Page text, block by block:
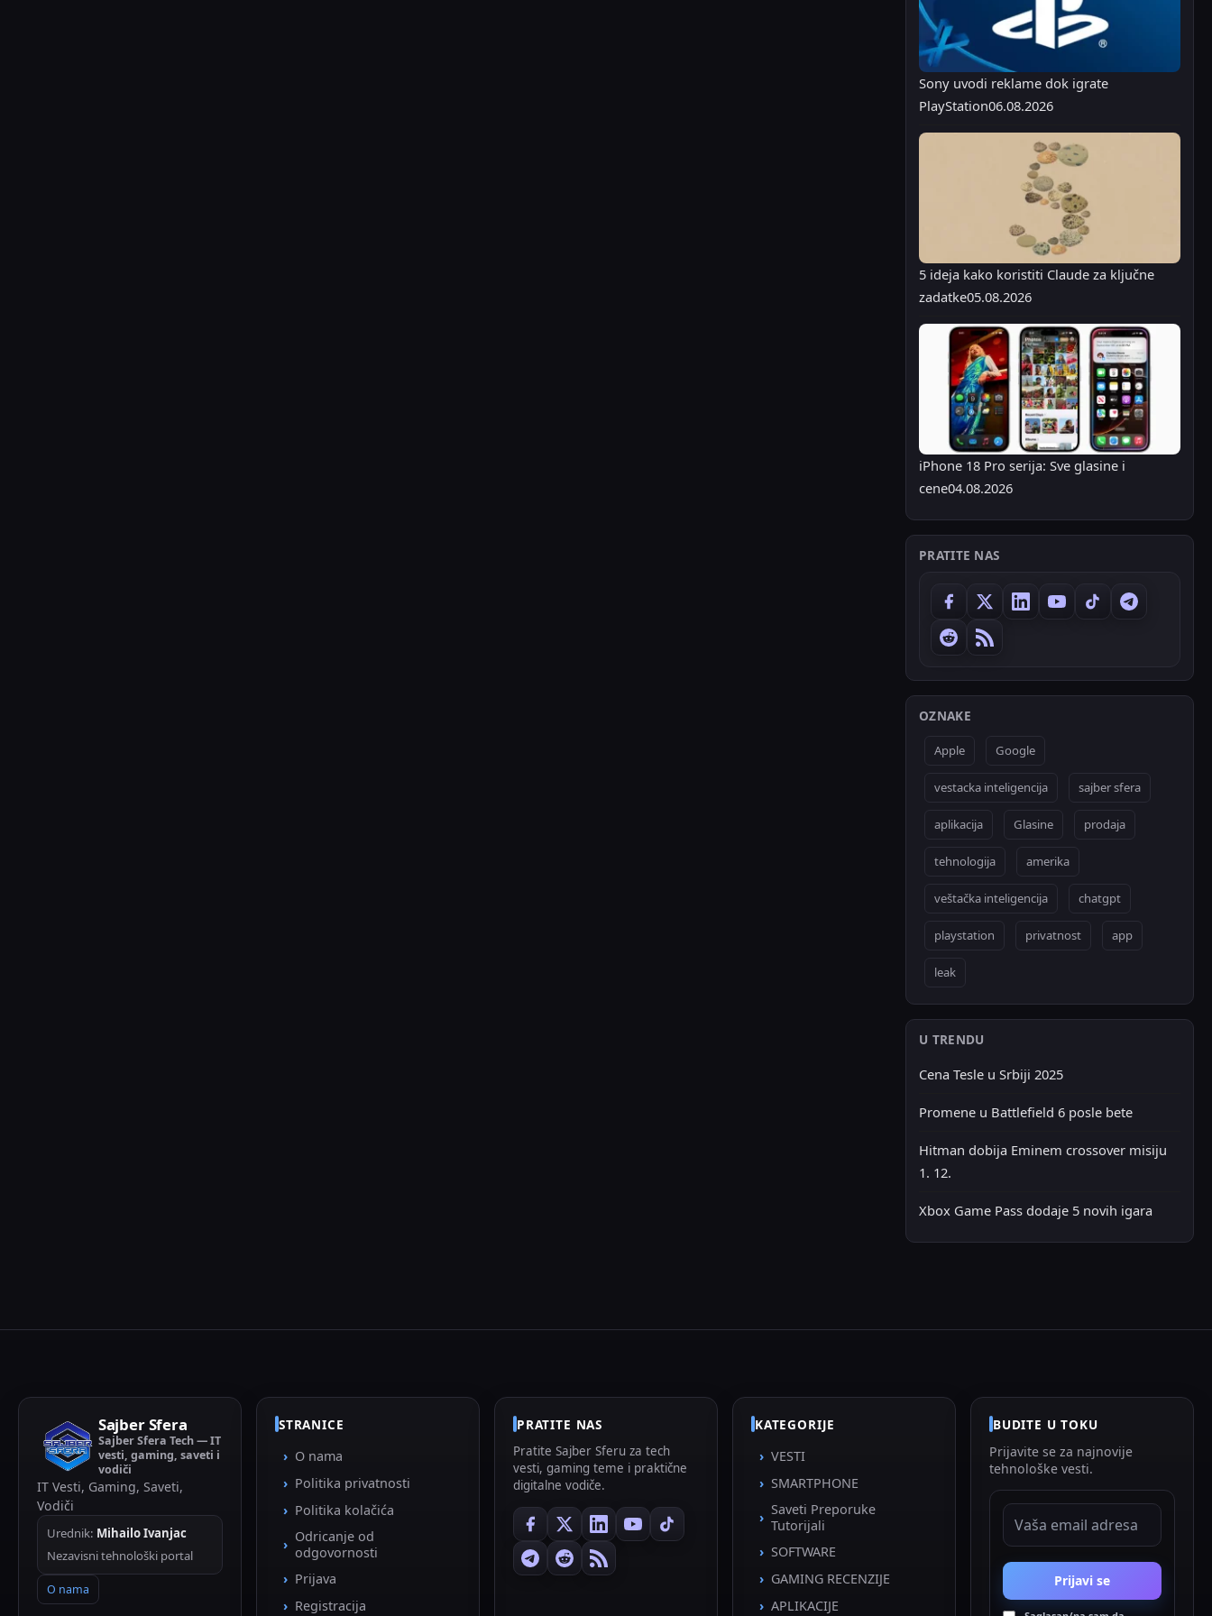
Sony uvodi reklame dok igrate
PlayStation06.08.2026
5 ideja kako koristiti Claude za ključne
zadatke05.08.2026
iPhone 18 Pro serija: Sve glasine i
cene04.08.2026
PRATITE NAS
OZNAKE
Apple Google
vestacka inteligencija sajber sfera
aplikacija Glasine prodaja
tehnologija amerika
veštačka inteligencija chatgpt
playstation privatnost app
leak
U TRENDU
Cena Tesle u Srbiji 2025
Promene u Battlefield 6 posle bete
Hitman dobija Eminem crossover misiju
1. 12.
Xbox Game Pass dodaje 5 novih igara
Sajber Sfera
Sajber Sfera Tech — IT
vesti, gaming, saveti i
vodiči
IT Vesti, Gaming, Saveti,
Vodiči
Urednik: Mihailo Ivanjac
Nezavisni tehnološki portal
O nama
STRANICE
O nama
Politika privatnosti
Politika kolačića
Odricanje od
odgovornosti
Prijava
Registracija
PRATITE NAS
Pratite Sajber Sferu za tech
vesti, gaming teme i praktične
digitalne vodiče.
KATEGORIJE
VESTI
SMARTPHONE
Saveti Preporuke
Tutorijali
SOFTWARE
GAMING RECENZIJE
APLIKACIJE
BUDITE U TOKU
Prijavite se za najnovije
tehnološke vesti.
EMAIL ADRESA
Prijavi se